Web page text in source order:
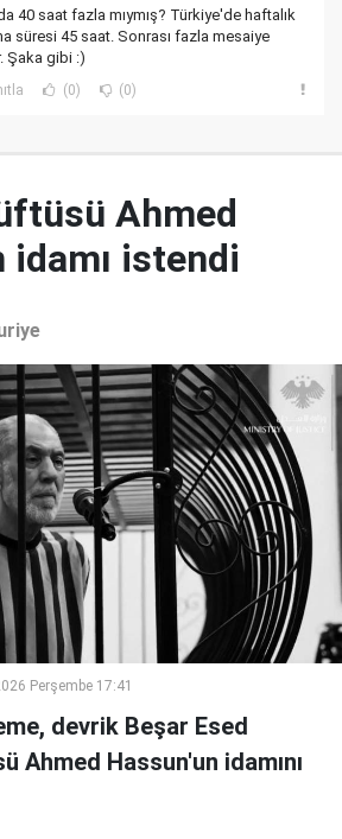
40 saat fazla mıymış? Türkiye'de haftalık
süresi 45 saat. Sonrası fazla mesaiye
Şaka gibi :)
(0) (0)
Ahmed
idamı istendi
Perşembe 17:41
devrik Beşar Esed
Ahmed Hassun'un idamını